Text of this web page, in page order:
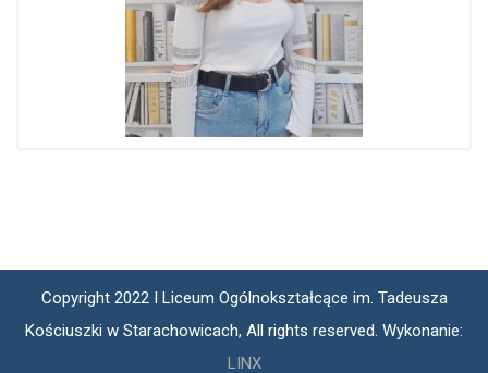
Copyright 2022 I Liceum Ogólnokształcące im. Tadeusza
Kościuszki w Starachowicach, All rights reserved. Wykonanie:
LINX